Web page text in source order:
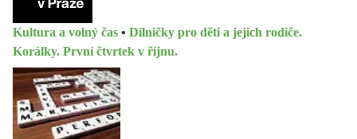
Kultura a volný čas • Dílničky pro děti a jejich rodiče.
Korálky. První čtvrtek v říjnu.